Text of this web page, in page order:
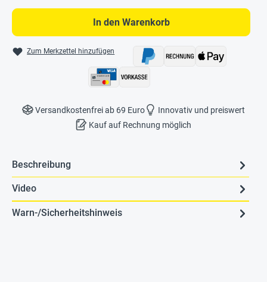
In den Warenkorb
Zum Merkzettel hinzufügen
Versandkostenfrei ab 69 Euro
Innovativ und preiswert
Kauf auf Rechnung möglich
Beschreibung
Video
Warn-/Sicherheitshinweis